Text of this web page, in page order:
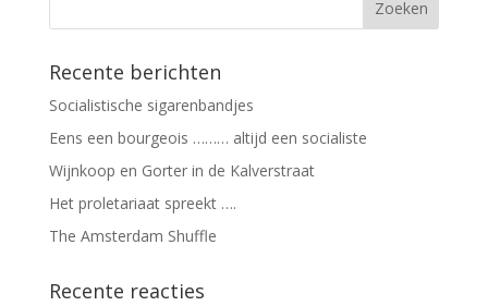
Recente berichten
Socialistische sigarenbandjes
Eens een bourgeois ……… altijd een socialiste
Wijnkoop en Gorter in de Kalverstraat
Het proletariaat spreekt ….
The Amsterdam Shuffle
Recente reacties